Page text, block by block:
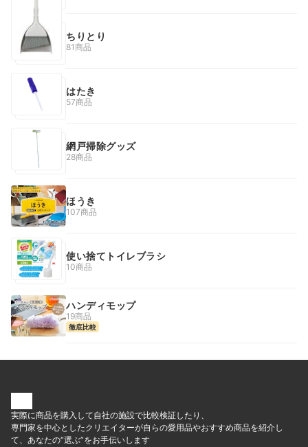
ちりとり
81商品
はたき
57商品
網戸掃除グッズ
28商品
ほうき
107商品
使い捨てトイレブラシ
10商品
ハンディモップ
19商品
徹底比較
実際に商品を購入して自社の施設で比較検証したり、
専門家を中心としたクリエイターが自らの愛用品やおすすめ商品を紹介し
て、あなたの“選ぶ”をお手伝いします